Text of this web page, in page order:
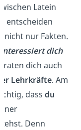
Latein
entscheiden
nicht nur Fakten.
interessiert dich
dich auch
Lehrkräfte. Am
dassdu
stehst. Denn